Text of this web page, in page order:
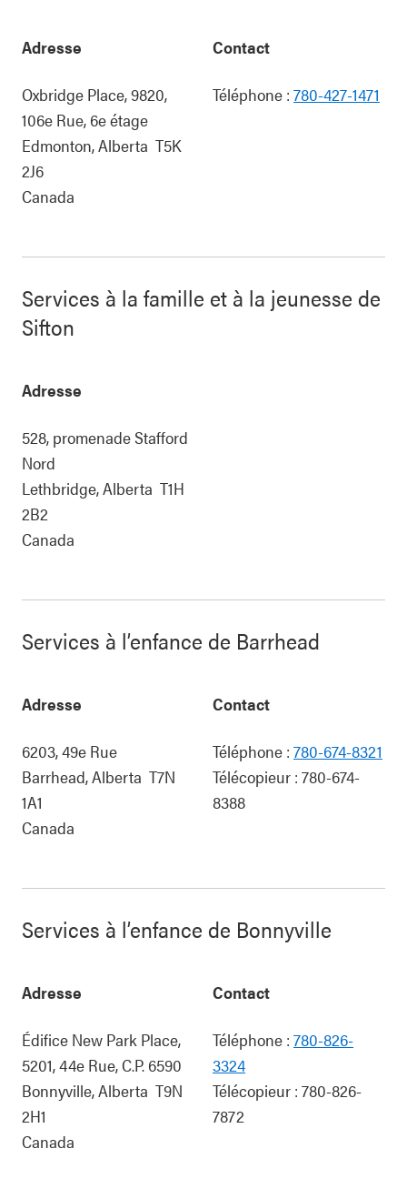
Adresse
Oxbridge Place, 9820,
106e Rue, 6e étage
Edmonton,Alberta T5K
2J6
Canada
Contact
Téléphone : 780-427-1471
Services à la famille et à la jeunesse de
Sifton
Adresse
528, promenade Stafford
Nord
Lethbridge,Alberta T1H
2B2
Canada
Services à l’enfance de Barrhead
Adresse
6203, 49e Rue
Barrhead,Alberta T7N
1A1
Canada
Contact
Téléphone : 780-674-8321
Télécopieur : 780-674-
8388
Services à l’enfance de Bonnyville
Adresse
Édifice New Park Place,
5201, 44e Rue, C.P. 6590
Bonnyville,Alberta T9N
2H1
Canada
Contact
Téléphone : 780-826-
3324
Télécopieur : 780-826-
7872